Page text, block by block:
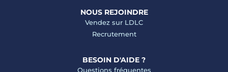
NOUS REJOINDRE
Vendez sur LDLC
Recrutement
BESOIN D'AIDE ?
Questions fréquentes